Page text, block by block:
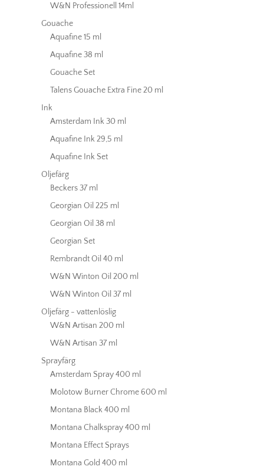
W&N Professionell 14ml
Gouache
Aquafine 15 ml
Aquafine 38 ml
Gouache Set
Talens Gouache Extra Fine 20 ml
Ink
Amsterdam Ink 30 ml
Aquafine Ink 29,5 ml
Aquafine Ink Set
Oljefärg
Beckers 37 ml
Georgian Oil 225 ml
Georgian Oil 38 ml
Georgian Set
Rembrandt Oil 40 ml
W&N Winton Oil 200 ml
W&N Winton Oil 37 ml
Oljefärg - vattenlöslig
W&N Artisan 200 ml
W&N Artisan 37 ml
Sprayfärg
Amsterdam Spray 400 ml
Molotow Burner Chrome 600 ml
Montana Black 400 ml
Montana Chalkspray 400 ml
Montana Effect Sprays
Montana Gold 400 ml